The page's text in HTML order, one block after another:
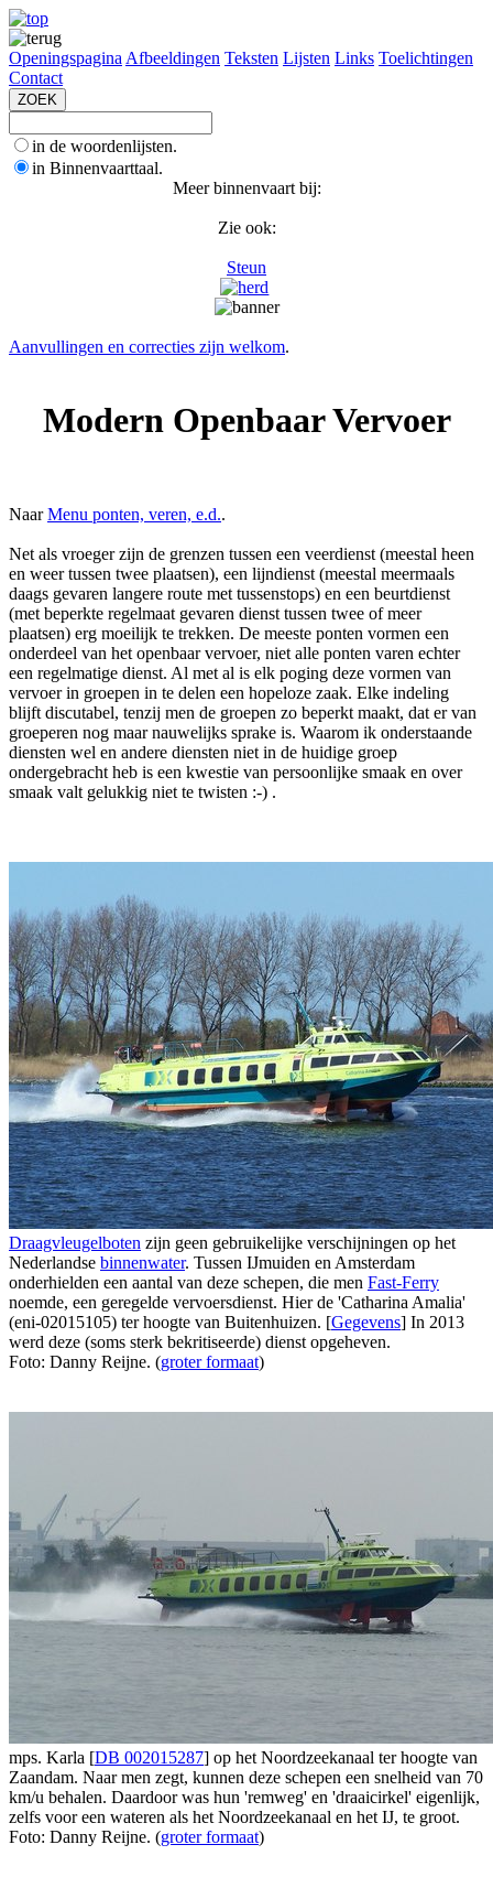
Openingspagina Afbeeldingen Teksten Lijsten Links Toelichtingen
Contact
in de woordenlijsten.
in Binnenvaarttaal.
Meer binnenvaart bij:
Zie ook:
Steun
Aanvullingen en correcties zijn welkom.
Modern Openbaar Vervoer
NaarMenu ponten, veren, e.d..
Net als vroeger zijn de grenzen tussen een veerdienst (meestal heen
en weer tussen twee plaatsen), een lijndienst (meestal meermaals
daags gevaren langere route met tussenstops) en een beurtdienst
(met beperkte regelmaat gevaren dienst tussen twee of meer
plaatsen) erg moeilijk te trekken. De meeste ponten vormen een
onderdeel van het openbaar vervoer, niet alle ponten varen echter
een regelmatige dienst. Al met al is elk poging deze vormen van
vervoer in groepen in te delen een hopeloze zaak. Elke indeling
blijft discutabel, tenzij men de groepen zo beperkt maakt, dat er van
groeperen nog maar nauwelijks sprake is. Waarom ik onderstaande
diensten wel en andere diensten niet in de huidige groep
ondergebracht heb is een kwestie van persoonlijke smaak en over
smaak valt gelukkig niet te twisten :-) .
Draagvleugelboten zijn geen gebruikelijke verschijningen op het
Nederlandse binnenwater. Tussen IJmuiden en Amsterdam
onderhielden een aantal van deze schepen, die men Fast-Ferry
noemde, een geregelde vervoersdienst. Hier de 'Catharina Amalia'
(eni-02015105) ter hoogte van Buitenhuizen. [Gegevens] In 2013
werd deze (soms sterk bekritiseerde) dienst opgeheven.
Foto: Danny Reijne. (groter formaat)
mps. Karla [DB 002015287] op het Noordzeekanaal ter hoogte van
Zaandam. Naar men zegt, kunnen deze schepen een snelheid van 70
km/u behalen. Daardoor was hun 'remweg' en 'draaicirkel' eigenlijk,
zelfs voor een wateren als het Noordzeekanaal en het IJ, te groot.
Foto: Danny Reijne. (groter formaat)